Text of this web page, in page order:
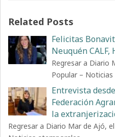
Related Posts
Felicitas
Neuquén CALF,
Regresar a Diario
Popular –
Entrevista
Federación
la
Regresar a Diario Mar de Ajó,